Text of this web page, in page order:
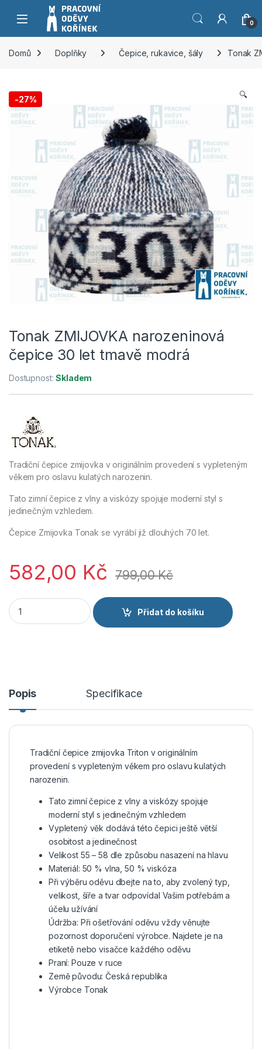
Přeskočit na navigaci
Přeskočit na obsah
0
Domů Doplňky Čepice, rukavice, šály Tonak
-27% 🔍
Tonak ZMIJOVKA narozeninová
čepice 30 let tmavě modrá
Dostupnost:Skladem
Tradiční čepice zmijovka v originálním provedení s vypleteným
věkem pro oslavu kulatých narozenin.
Tato zimní čepice z vlny a viskózy spojuje moderní styl s
jedinečným vzhledem.
Čepice Zmijovka Tonak se vyrábí již dlouhých 70 let.
582,00 Kč 799,00Kč
Tonak ZMIJOVKA narozeninová čepice 30 let tmavě modrá
Přidat do košíku
Popis Specifikace
Tradiční čepice zmijovka Triton v originálním
provedení s vypleteným věkem pro oslavu kulatých
narozenin.
Tato zimní čepice z vlny a viskózy spojuje
moderní styl s jedinečným vzhledem
Vypletený věk dodává této čepici ještě větší
osobitost a jedinečnost
Velikost 55 – 58 dle způsobu nasazení na hlavu
Materiál: 50 % vlna, 50 % viskóza
Při výběru oděvu dbejte na to, aby zvolený typ,
velikost, šíře a tvar odpovídal Vašim potřebám a
účelu užívání
Údržba: Při ošetřování oděvu vždy věnujte
pozornost doporučení výrobce. Najdete je na
etiketě nebo visačce každého oděvu
Praní: Pouze v ruce
Země původu: Česká republika
Výrobce Tonak